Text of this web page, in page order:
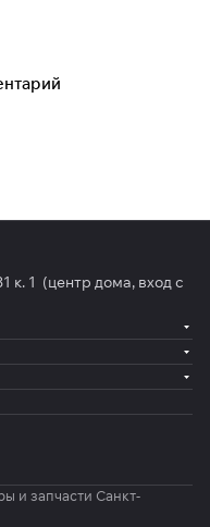
к. 1 (центр дома, вход с
и запчасти Санкт-